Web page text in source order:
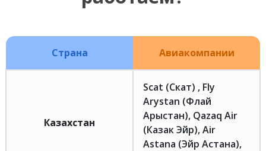
Страна Авиакомпании
Казахстан
Scat (Скат) , Fly
Arystan (Флай
Арыстан), Qazaq Air
(Казак Эйр), Air
Astana (Эйр Астана),